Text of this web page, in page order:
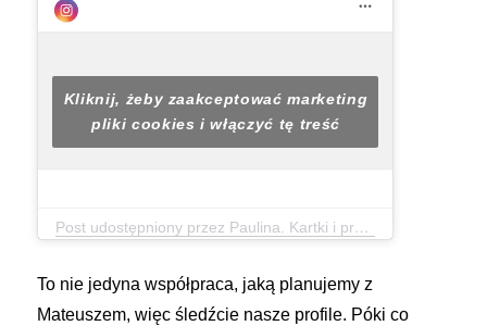
Post udostępniony przez Paulina. Kartki i prezenty. (@nawias.otwarty.kreatywnie)
Kliknij, żeby zaakceptować marketing
pliki cookies i włączyć tę treść
To nie jedyna współpraca, jaką planujemy z
Mateuszem, więc śledźcie nasze profile. Póki co